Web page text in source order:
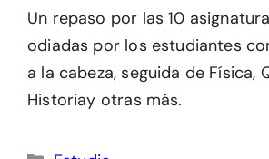
Un repaso por las 10
odiadas por los estudiantes
a la cabeza, seguida de Física,
Historiay otras más.